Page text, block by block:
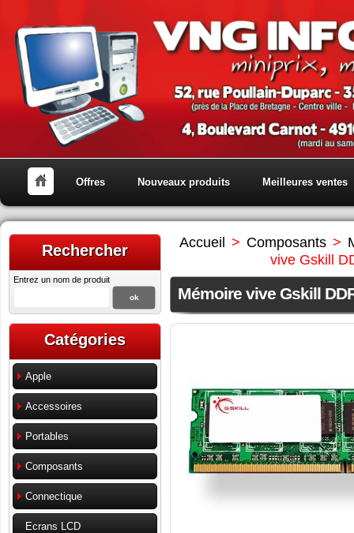
Offres Nouveaux produits Meilleures ventes
Rechercher
Entrez un nom de produit
Catégories
Apple
Accessoires
Portables
Composants
Connectique
Ecrans LCD
Accueil > Composants >
vive Gskill
Mémoire vive Gskill